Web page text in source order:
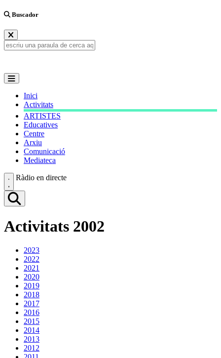
Buscador
Inici
Activitats
ARTISTES
Educatives
Centre
Arxiu
Comunicació
Mediateca
Ràdio en directe
Activitats 2002
2023
2022
2021
2020
2019
2018
2017
2016
2015
2014
2013
2012